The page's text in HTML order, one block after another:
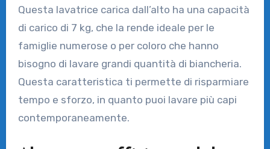
Questa lavatrice carica dall’alto ha una capacità
di carico di 7 kg, che la rende ideale per le
famiglie numerose o per coloro che hanno
bisogno di lavare grandi quantità di biancheria.
Questa caratteristica ti permette di risparmiare
tempo e sforzo, in quanto puoi lavare più capi
contemporaneamente.